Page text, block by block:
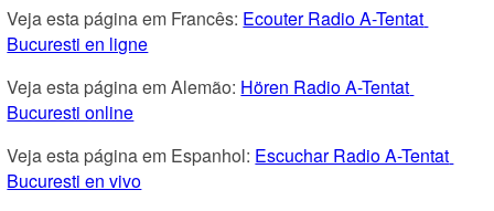
Veja esta página em Francês: Ecouter Radio A-Tentat
Bucuresti en ligne
Veja esta página em Alemão: Hören Radio A-Tentat
Bucuresti online
Veja esta página em Espanhol: Escuchar Radio A-Tentat
Bucuresti en vivo